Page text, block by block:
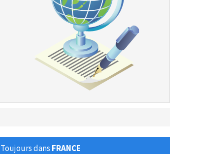
Toujours dans FRANCE